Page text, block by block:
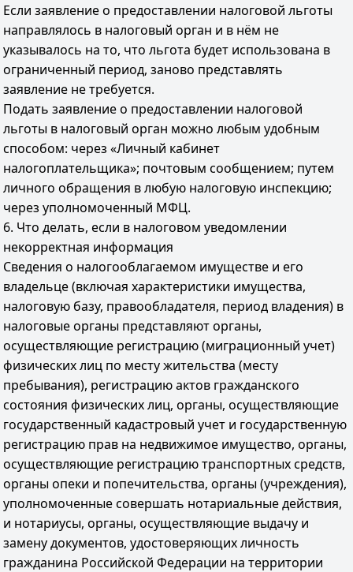
Если заявление о предоставлении налоговой льготы
направлялось в налоговый орган и в нём не
указывалось на то, что льгота будет использована в
ограниченный период, заново представлять
заявление не требуется.
Подать заявление о предоставлении налоговой
льготы в налоговый орган можно любым удобным
способом: через «Личный кабинет
налогоплательщика»; почтовым сообщением; путем
личного обращения в любую налоговую инспекцию;
через уполномоченный МФЦ.
6. Что делать, если в налоговом уведомлении
некорректная информация
Сведения о налогооблагаемом имуществе и его
владельце (включая характеристики имущества,
налоговую базу, правообладателя, период владения) в
налоговые органы представляют органы,
осуществляющие регистрацию (миграционный учет)
физических лиц по месту жительства (месту
пребывания), регистрацию актов гражданского
состояния физических лиц, органы, осуществляющие
государственный кадастровый учет и государственную
регистрацию прав на недвижимое имущество, органы,
осуществляющие регистрацию транспортных средств,
органы опеки и попечительства, органы (учреждения),
уполномоченные совершать нотариальные действия,
и нотариусы, органы, осуществляющие выдачу и
замену документов, удостоверяющих личность
гражданина Российской Федерации на территории